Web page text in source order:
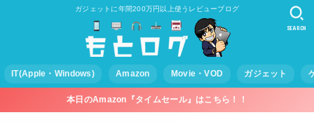
ガジェットに年間200万円以上使うレビューブログ
IT(Apple・Windows) Amazon Movie・VOD ガジェット
SEARCH
本日のAmazon『タイムセール』はこちら！！